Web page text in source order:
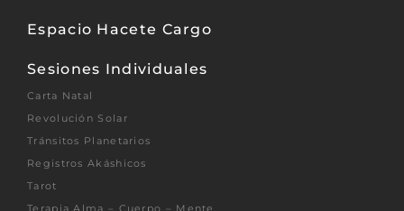
Espacio Hacete Cargo
Sesiones Individuales
Carta Natal
Revolución Solar
Tránsitos Planetarios
Registros Akáshicos
Tarot